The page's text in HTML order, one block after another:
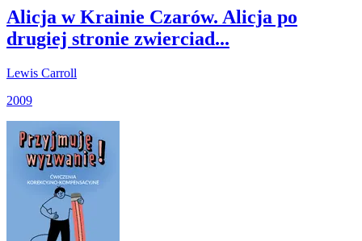
Alicja w Krainie Czarów. Alicja po
drugiej stronie zwierciad...
Lewis Carroll
2009